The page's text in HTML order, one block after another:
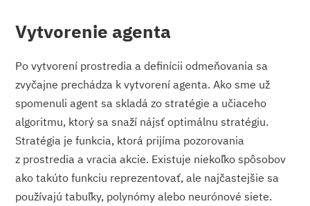
Vytvorenie agenta
Po vytvorení prostredia a definícii odmeňovania sa
zvyčajne prechádza k vytvorení agenta. Ako sme už
spomenuli agent sa skladá zo stratégie a učiaceho
algoritmu, ktorý sa snaží nájsť optimálnu stratégiu.
Stratégia je funkcia, ktorá prijíma pozorovania
z prostredia a vracia akcie. Existuje niekoľko spôsobov
ako takúto funkciu reprezentovať, ale najčastejšie sa
používajú tabuľky, polynómy alebo neurónové siete.